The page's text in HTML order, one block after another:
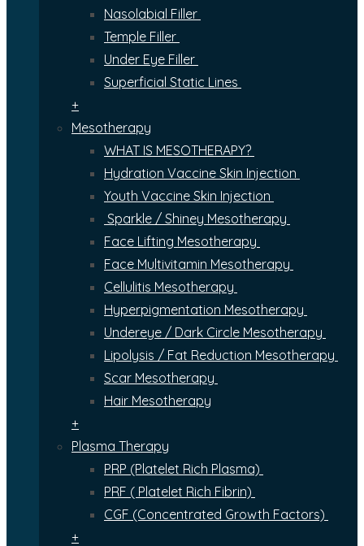
Nasolabial Filler
Temple Filler
Under Eye Filler
Superficial Static Lines
+
Mesotherapy
WHAT IS MESOTHERAPY?
Hydration Vaccine Skin Injection
Youth Vaccine Skin Injection
Sparkle / Shiney Mesotherapy
Face Lifting Mesotherapy
Face Multivitamin Mesotherapy
Cellulitis Mesotherapy
Hyperpigmentation Mesotherapy
Undereye / Dark Circle Mesotherapy
Lipolysis / Fat Reduction Mesotherapy
Scar Mesotherapy
Hair Mesotherapy
+
Plasma Therapy
PRP (Platelet Rich Plasma)
PRF ( Platelet Rich Fibrin)
CGF (Concentrated Growth Factors)
+